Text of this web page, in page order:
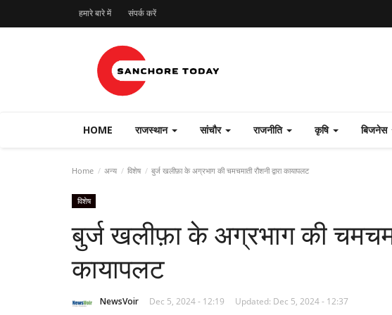
हमारे बारे में संपर्क करें
HOME राजस्थान सांचौर राजनीति कृषि बिजनेस
Home अन्य विशेष बुर्ज खलीफ़ा के अग्रभाग की चमचमाती रौशनी द्वारा कायापलट
विशेष
बुर्ज खलीफ़ा के अग्रभाग की
कायापलट
NewsVoir Dec 5, 2024 - 12:19 Updated: Dec 5, 2024 - 12:37